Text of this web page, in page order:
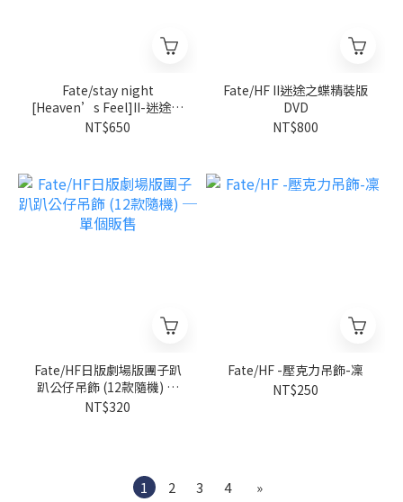
Fate/stay night
[Heaven’s Feel]II-迷途之
蝶平裝版-DVD
NT$650
Fate/HF II迷途之蝶精裝版
DVD
NT$800
Fate/HF日版劇場版團子趴
趴公仔吊飾 (12款隨機) ─
單個販售
NT$320
Fate/HF -壓克力吊飾-凜
NT$250
1 2 3 4 »